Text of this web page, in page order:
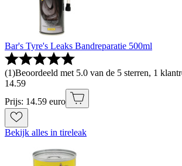
Bar's Tyre's Leaks Bandreparatie 500ml
(1)Beoordeeld met 5.0 van de 5 sterren, 1
14.59
Prijs: 14.59 euro
Bekijk alles in tireleak